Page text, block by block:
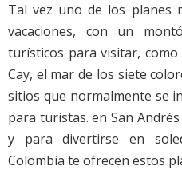
Tal vez uno de los planes
vacaciones, con un
turísticos para visitar, como
Cay, el mar de los siete
sitios que normalmente se
para turistas. en San
y para divertirse en
Colombia te ofrecen estos